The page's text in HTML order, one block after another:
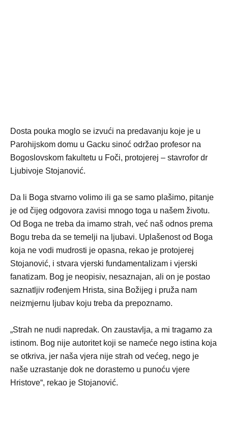
Dosta pouka moglo se izvući na predavanju koje je u
Parohijskom domu u Gacku sinoć održao profesor na
Bogoslovskom fakultetu u Foči, protojerej – stavrofor dr
Ljubivoje Stojanović.
Da li Boga stvarno volimo ili ga se samo plašimo, pitanje
je od čijeg odgovora zavisi mnogo toga u našem životu.
Od Boga ne treba da imamo strah, već naš odnos prema
Bogu treba da se temelji na ljubavi. Uplašenost od Boga
koja ne vodi mudrosti je opasna, rekao je protojerej
Stojanović, i stvara vjerski fundamentalizam i vjerski
fanatizam. Bog je neopisiv, nesaznajan, ali on je postao
saznatljiv rođenjem Hrista, sina Božijeg i pruža nam
neizmjernu ljubav koju treba da prepoznamo.
„Strah ne nudi napredak. On zaustavlja, a mi tragamo za
istinom. Bog nije autoritet koji se nameće nego istina koja
se otkriva, jer naša vjera nije strah od većeg, nego je
naše uzrastanje dok ne dorastemo u punoću vjere
Hristove“, rekao je Stojanović.